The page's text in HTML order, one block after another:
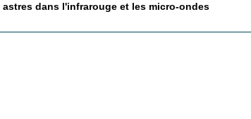
astres dans l'infrarouge et les micro-ondes